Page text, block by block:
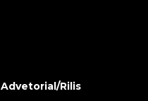
Advetorial/Rilis